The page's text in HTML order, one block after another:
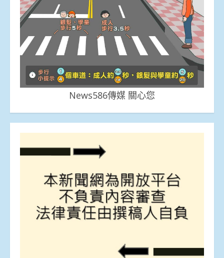
News586傳媒 關心您